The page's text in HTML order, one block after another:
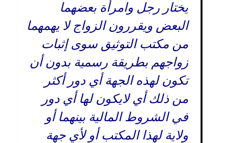
يختار رجل وامرأة بعضهما
البعض ويقررون الزواج لا يهمهما
من مكتب التوثيق سوى إثبات
زواجهم بطريقة رسمية بدون أن
تكون لهذه الجهة أي دور أكثر
من ذلك أي لايكون لها أي دور
في الشروط المالية بينهما أو
ولاية لهذا المكتب أو لأي جهة